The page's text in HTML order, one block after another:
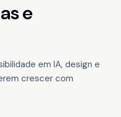
e
em IA, design e
crescer com